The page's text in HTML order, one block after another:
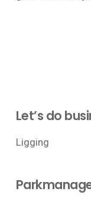
Let’s do
Ligging